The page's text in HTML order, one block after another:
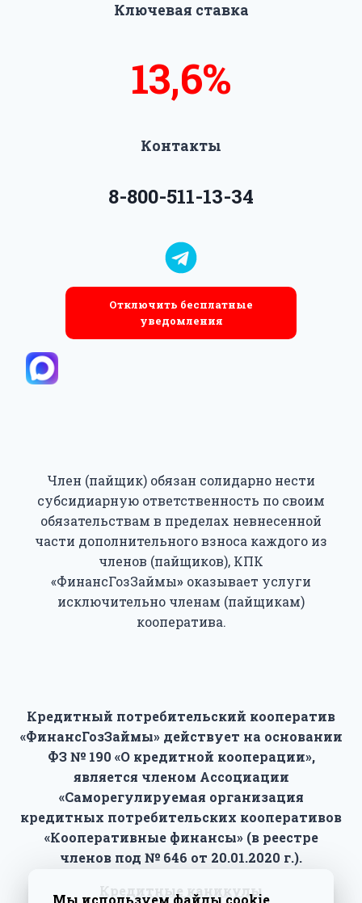
Ключевая ставка
14%13,8%
Контакты
8-800-511-13-34
Отключить бесплатные
уведомления
Член (пайщик) обязан солидарно нести
субсидиарную ответственность по своим
обязательствам в пределах невнесенной
части дополнительного взноса каждого из
членов (пайщиков), КПК
«ФинансГозЗаймы» оказывает услуги
исключительно членам (пайщикам)
кооператива.
Кредитный потребительский кооператив
«ФинансГозЗаймы» действует на основании
ФЗ № 190 «О кредитной кооперации»,
является членом Ассоциации
«Саморегулируемая организация
кредитных потребительских кооперативов
«Кооперативные финансы» (в реестре
членов под № 646 от 20.01.2020 г.).
Кредитные каникулы
Мы используем файлы cookie